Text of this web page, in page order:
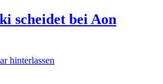
scheidet bei Aon
hinterlassen